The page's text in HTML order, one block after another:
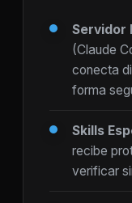
Servidor
(Claude
conecta
forma
Skills
recibe
verificar